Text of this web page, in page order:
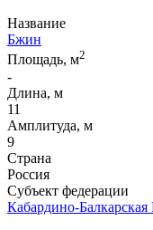
Название
Бжин
Площадь, м2
-
Длина, м
11
Амплитуда, м
9
Страна
Россия
Субъект федерации
Кабардино-Балкарская